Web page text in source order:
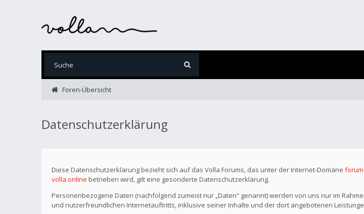
Foren-Übersicht
Datenschutzerklärung
Diese Datenschutzerklärung bezieht sich auf das Volla Forums, das unter der Internet-Domäne
volla.online betrieben wird, gilt eine gesonderte Datenschutzerklärung.
Personenbezogene Daten (nachfolgend zumeist nur „Daten“ genannt) werden von uns nur im
und nutzerfreundlichen Internetauftritts, inklusive seiner Inhalte und der dort angebotenen